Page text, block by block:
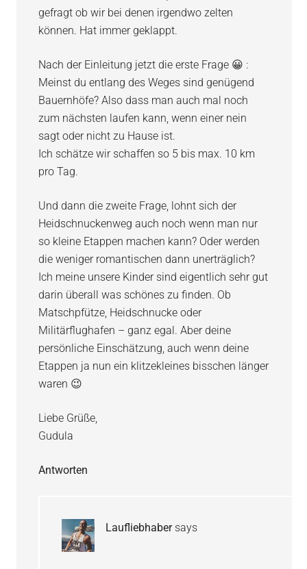
gefragt ob wir bei denen irgendwo zelten
können. Hat immer geklappt.
Nach der Einleitung jetzt die erste Frage 😀 :
Meinst du entlang des Weges sind genügend
Bauernhöfe? Also dass man auch mal noch
zum nächsten laufen kann, wenn einer nein
sagt oder nicht zu Hause ist.
Ich schätze wir schaffen so 5 bis max. 10 km
pro Tag.
Und dann die zweite Frage, lohnt sich der
Heidschnuckenweg auch noch wenn man nur
so kleine Etappen machen kann? Oder werden
die weniger romantischen dann unerträglich?
Ich meine unsere Kinder sind eigentlich sehr gut
darin überall was schönes zu finden. Ob
Matschpfütze, Heidschnucke oder
Militärflughafen – ganz egal. Aber deine
persönliche Einschätzung, auch wenn deine
Etappen ja nun ein klitzekleines bisschen länger
waren 😉
Liebe Grüße,
Gudula
Antworten
Laufliebhaber says